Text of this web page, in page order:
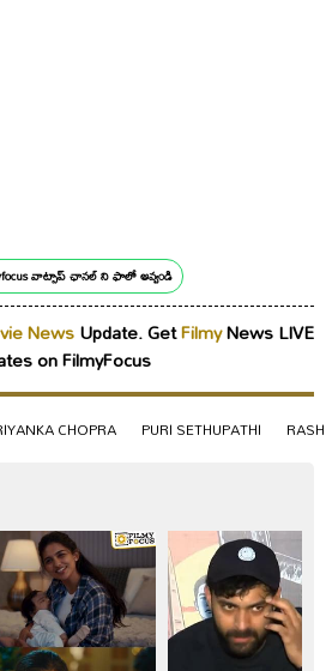
వాట్సాప్ ఛానల్ ని ఫాలో అవ్వండి
NewsUpdate. GetFilmyNews LIVE
on FilmyFocus
CHOPRA PURI SETHUPATHI